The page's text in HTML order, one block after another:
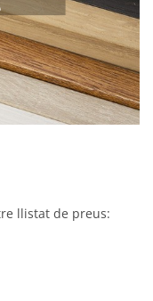
llistat de preus: